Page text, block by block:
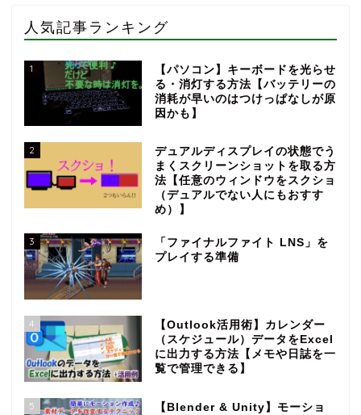
人気記事ランキング
1
【パソコン】キーボードを光らせ
る・消灯する方法【バッテリーの
消耗が早いのはつけっぱなしが原
因かも】
2
デュアルディスプレイの状態でう
まくスクリーンショットを取る方
法【任意のウィンドウをスクショ
（デュアルでない人にもおすす
め）】
3
「ファイナルファイト LNS」を
プレイする準備
4
【Outlook活用術】カレンダー
（スケジュール）データをExcel
に出力する方法【メモや日誌を一
覧で管理できる】
5
【Blender & Unity】モーショ